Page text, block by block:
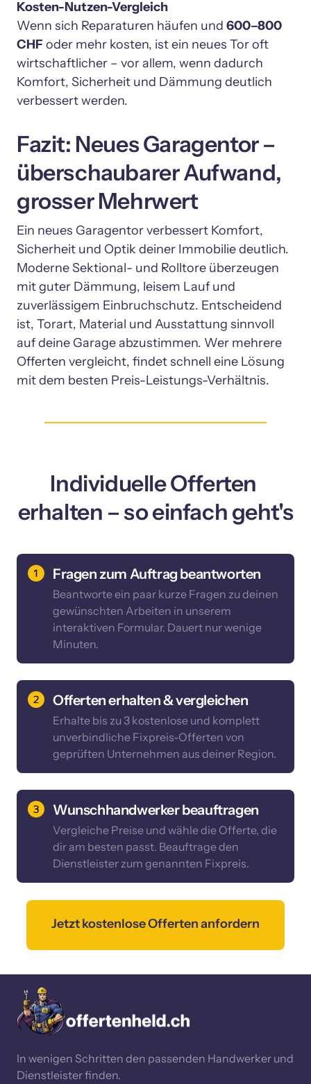
Kosten-Nutzen-Vergleich
Wenn sich Reparaturen häufen und 600–800
CHF oder mehr kosten, ist ein neues Tor oft
wirtschaftlicher – vor allem, wenn dadurch
Komfort, Sicherheit und Dämmung deutlich
Fazit: Neues Garagentor –
überschaubarer Aufwand,
grosser Mehrwert
Ein neues Garagentor verbessert Komfort,
Sicherheit und Optik deiner Immobilie deutlich.
Moderne Sektional- und Rolltore überzeugen
mit guter Dämmung, leisem Lauf und
zuverlässigem Einbruchschutz. Entscheidend
ist, Torart, Material und Ausstattung sinnvoll
auf deine Garage abzustimmen. Wer mehrere
Offerten vergleicht, findet schnell eine Lösung
Individuelle Offerten
erhalten – so einfach geht's
Fragen zum Auftrag beantworten
Beantworte ein paar kurze Fragen zu deinen
gewünschten Arbeiten in unserem
interaktiven Formular. Dauert nur wenige
Minuten.
Offerten erhalten & vergleichen
Erhalte bis zu 3 kostenlose und komplett
unverbindliche Fixpreis-Offerten von
geprüften Unternehmen aus deiner Region.
Wunschhandwerker beauftragen
Vergleiche Preise und wähle die Offerte, die
dir am besten passt. Beauftrage den
Dienstleister zum genannten Fixpreis.
Jetzt kostenlose Offerten anfordern
In wenigen Schritten den passenden Handwerker und
Dienstleister finden.